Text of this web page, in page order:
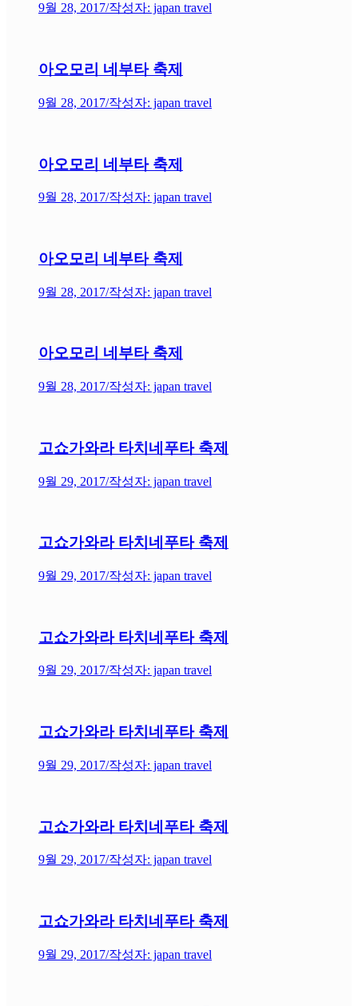
9월 28, 2017/작성자: japan travel
아오모리 네부타 축제
9월 28, 2017/작성자: japan travel
아오모리 네부타 축제
9월 28, 2017/작성자: japan travel
아오모리 네부타 축제
9월 28, 2017/작성자: japan travel
아오모리 네부타 축제
9월 28, 2017/작성자: japan travel
고쇼가와라 타치네푸타 축제
9월 29, 2017/작성자: japan travel
고쇼가와라 타치네푸타 축제
9월 29, 2017/작성자: japan travel
고쇼가와라 타치네푸타 축제
9월 29, 2017/작성자: japan travel
고쇼가와라 타치네푸타 축제
9월 29, 2017/작성자: japan travel
고쇼가와라 타치네푸타 축제
9월 29, 2017/작성자: japan travel
고쇼가와라 타치네푸타 축제
9월 29, 2017/작성자: japan travel